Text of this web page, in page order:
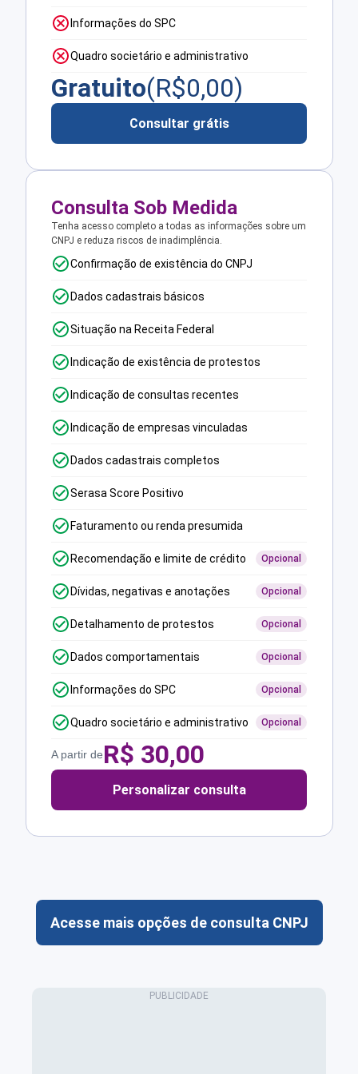
Informações do SPC
Quadro societário e administrativo
Gratuito(R$0,00)
Consultar grátis
Consulta Sob Medida
Tenha acesso completo a todas as informações sobre um
CNPJ e reduza riscos de inadimplência.
Confirmação de existência do CNPJ
Dados cadastrais básicos
Situação na Receita Federal
Indicação de existência de protestos
Indicação de consultas recentes
Indicação de empresas vinculadas
Dados cadastrais completos
Serasa Score Positivo
Faturamento ou renda presumida
Recomendação e limite de crédito Opcional
Dívidas, negativas e anotações Opcional
Detalhamento de protestos Opcional
Dados comportamentais Opcional
Informações do SPC Opcional
Quadro societário e administrativo Opcional
A partir deR$ 30,00
Personalizar consulta
Acesse mais opções de consulta CNPJ